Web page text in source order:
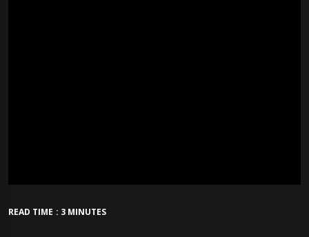
READ TIME : 3 MINUTES